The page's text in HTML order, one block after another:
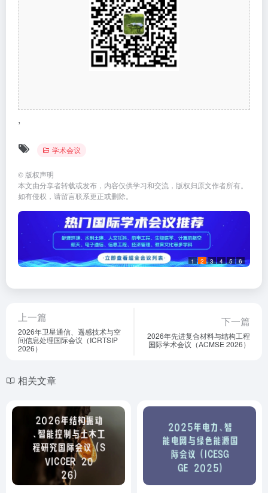
,
学术会议
© 版权声明
本文由分享者转载或发布，内容仅供学习和交流，版权归原文作者所有。
如有侵权，请留言联系更正或删除。
1 2 3 4 5 6
上一篇
2026年卫星通信、遥感技术与空
间信息处理国际会议（ICRTSIP
2026）
下一篇
2026年先进复合材料与结构工程
国际学术会议（ACMSE 2026）
相关文章